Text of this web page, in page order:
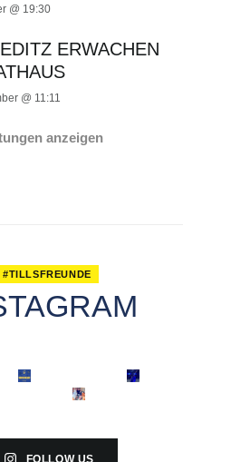
@ 19:30
ERWACHEN
@ 11:11
anzeigen
#TILLSFREUNDE